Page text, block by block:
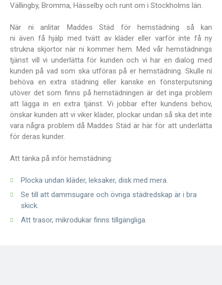
Vällingby, Bromma, Hässelby och runt om i Stockholms län.
När ni anlitar Maddes Städ för hemstädning så kan
ni även få hjälp med tvätt av kläder eller varför inte få ny
strukna skjortor när ni kommer hem. Med vår hemstädnings
tjänst vill vi underlätta för kunden och vi har en dialog med
kunden på vad som ska utföras på er hemstädning. Skulle ni
behöva en extra städning eller kanske en fönsterputsning
utöver det som finns på hemstädningen är det inga problem
att lägga in en extra tjänst. Vi jobbar efter kundens behov,
önskar kunden att vi viker kläder, plockar undan så ska det inte
vara några problem då Maddes Städ är här för att underlätta
för deras kunder.
Att tänka på inför hemstädning:
Plocka undan kläder, leksaker, disk med mera.
Se till att dammsugare och övriga städredskap är i bra
skick.
Att trasor, mikrodukar finns tillgängliga.